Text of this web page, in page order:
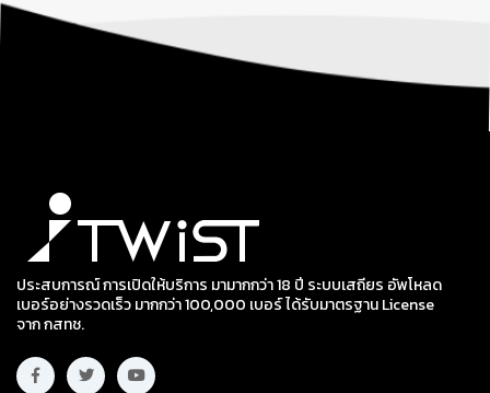
ประสบการณ์ การเปิดให้บริการ มามากกว่า 18 ปี ระบบเสถียร อัพโหลด
เบอร์อย่างรวดเร็ว มากกว่า 100,000 เบอร์ ได้รับมาตรฐาน License
จาก กสทช.